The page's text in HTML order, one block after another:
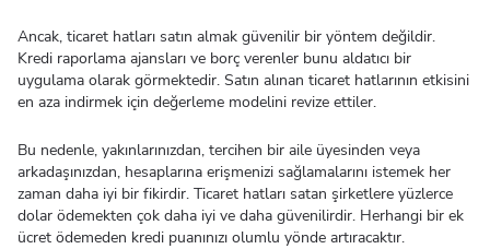
Ancak, ticaret hatları satın almak güvenilir bir yöntem değildir.
Kredi raporlama ajansları ve borç verenler bunu aldatıcı bir
uygulama olarak görmektedir. Satın alınan ticaret hatlarının etkisini
en aza indirmek için değerleme modelini revize ettiler.
Bu nedenle, yakınlarınızdan, tercihen bir aile üyesinden veya
arkadaşınızdan, hesaplarına erişmenizi sağlamalarını istemek her
zaman daha iyi bir fikirdir. Ticaret hatları satan şirketlere yüzlerce
dolar ödemekten çok daha iyi ve daha güvenilirdir. Herhangi bir ek
ücret ödemeden kredi puanınızı olumlu yönde artıracaktır.